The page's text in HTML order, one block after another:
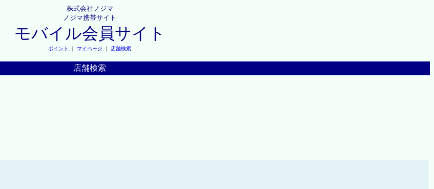
株式会社ノジマ
ノジマ携帯サイト
モバイル会員サイト
ポイント ｜ マイページ ｜ 店舗検索
店舗検索